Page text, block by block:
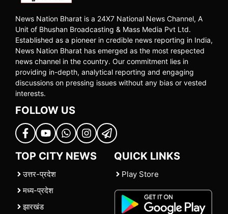
News Nation Bharat is a 24X7 National News Channel, A
Unit of Bhushan Broadcasting & Mass Media Pvt Ltd.
Established as a pioneer in credible news reporting in India,
News Nation Bharat has emerged as the most respected
news channel in the country. Our commitment lies in
providing in-depth, analytical reporting and engaging
discussions on pressing issues without any bias or vested
interests.
FOLLOW US
TOP CITY NEWS
उत्तर-प्रदेश
मध्य-प्रदेश
झारखंड
QUICK LINKS
Play Store